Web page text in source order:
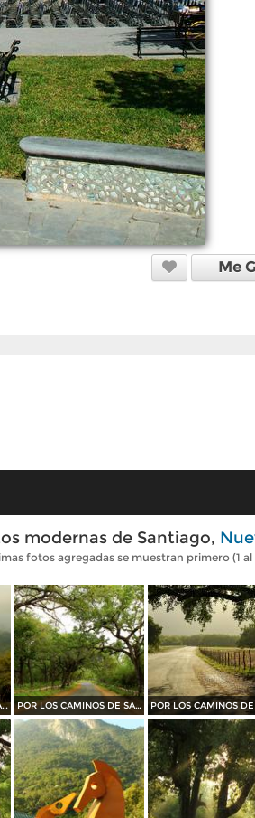
Me
modernas de Santiago,
fotos agregadas se muestran primero (1 al
POR LOS CAMINOS DE SANTIAGO POR LOS CAMINOS DE SANTIAGO